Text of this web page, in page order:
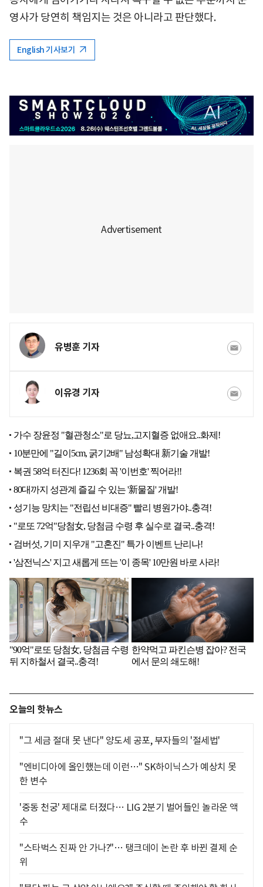
영사가 당연히 책임지는 것은 아니라고 판단했다.
English 기사보기
유병훈 기자
이유경 기자
오늘의 핫뉴스
"그 세금 절대 못 낸다" 양도세 공포, 부자들의 '절세법'
"엔비디아에 올인했는데 이런…" SK하이닉스가 예상치 못
한 변수
'중동 천궁' 제대로 터졌다… LIG 2분기 벌어들인 놀라운 액
수
"스타벅스 진짜 안 가나?"… 탱크데이 논란 후 바뀐 결제 순
위